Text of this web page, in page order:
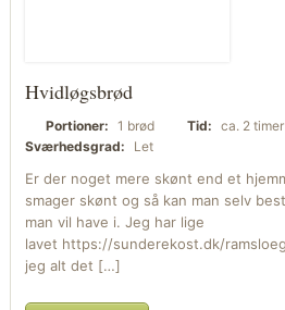
Hvidløgsbrød
Portioner: 1 brød Tid: ca. 2
Sværhedsgrad:
Let
Er der noget mere skønt end et
smager skønt og så kan man selv
man vil have i. Jeg har lige
lavet https://sunderekost.dk/
jeg alt det […]